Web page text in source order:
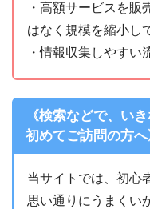
・高額サービスを
はなく規模を縮小し
・情報収集しやすい
《検索などで、い
初めてご訪問の方へ
当サイトでは、初心
思い通りにうまくい